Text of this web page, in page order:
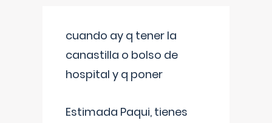
cuando ay q tener la
canastilla o bolso de
hospital y q poner
Estimada Paqui, tienes